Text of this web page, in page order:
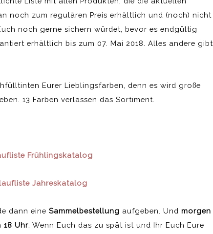
noch zum regulären Preis erhältlich und (noch) nicht
noch gerne sichern würdet, bevor es endgültig
erhältlich bis zum 07. Mai 2018. Alles andere gibt
Eurer Lieblingsfarben, denn es wird große
13 Farben verlassen das Sortiment.
Frühlingskatalog
Jahreskatalog
dann eine Sammelbestellung aufgeben. Und morgen
18 Uhr. Wenn Euch das zu spät ist und Ihr Euch Eure